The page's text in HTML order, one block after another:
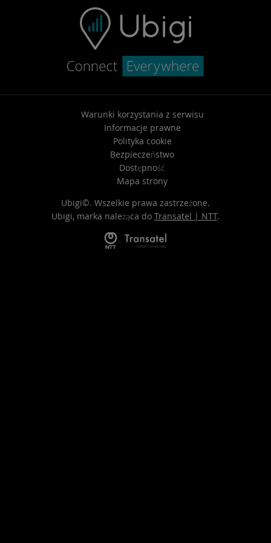
Warunki korzystania z serwisu
Informacje prawne
Polityka cookie
Bezpieczeństwo
Dostępność
Mapa strony
Ubigi©. Wszelkie prawa zastrzeżone.
Ubigi, marka należąca do Transatel | NTT.